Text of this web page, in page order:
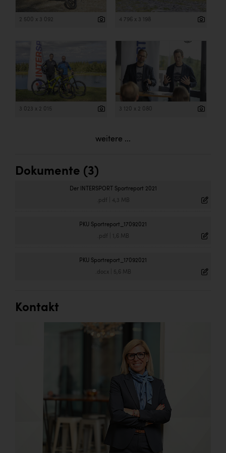
2 500 x 3 092 4 796 x 3 198
3 023 x 2 015 3 120 x 2 080
weitere ...
Dokumente (3)
Der INTERSPORT Sportreport 2021
.pdf 4,3 MB
PKU Sportreport_17092021
.pdf 1,6 MB
PKU Sportreport_17092021
.docx| 5,6 MB
Kontakt